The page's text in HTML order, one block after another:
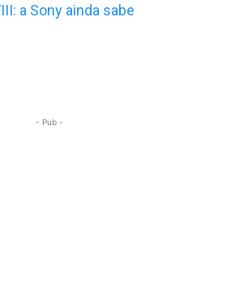
a Sony ainda sabe
- Pub -